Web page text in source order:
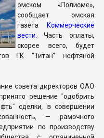
омском «Полиоме»,
сообщает омская
газета Коммерческие
вести . Часть оплаты,
скорее всего, будет
ГК "Титан" нефтяной
совета директоров ОАО
решение "одобрить
сделки, в совершении
— рамочного
по производству